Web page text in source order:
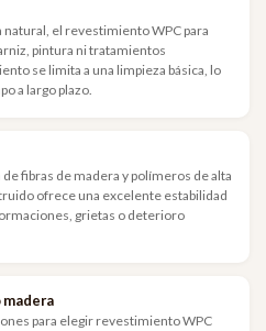
el revestimiento WPC para
pintura ni tratamientos
se limita a una limpieza básica, lo
a largo plazo.
fibras de madera y polímeros de alta
ofrece una excelente estabilidad
grietas o deterioro
para elegir revestimiento WPC